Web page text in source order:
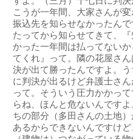
こうが一年間、大家さんが
振込先を知らせなかったん
たってから知らせてきて、
かった一年間は払ってない
てくれ』って。隣の花屋さ
決が出て勝ったんですよ。う
に判決が出るけど弁護士さ
って。そういう圧力かかっ
らね、ほんと危ないんですよ
ちの部分（多田さんの土地）
あるからできないんですけど